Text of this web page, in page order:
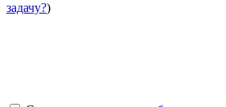
задачу?)